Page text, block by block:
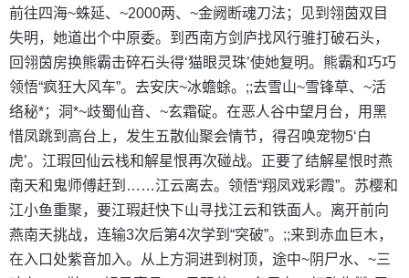
前往四海~蛛延、~2000两、~金阙断魂刀法；见到翎茵双目
失明，她道出个中原委。到西南方剑庐找风行骓打破石头，
回翎茵房换熊霸击碎石头得‘猫眼灵珠’使她复明。熊霸和巧巧
领悟“疯狂大风车”。去安庆~冰蟾蜍。;;去雪山~雪锋草、~活
络秘*；洞*~歧蜀仙音、~玄霜碇。在恶人谷中望月台，用黑
惜凤跳到高台上，发生五散仙聚会情节，得召唤宠物5‘白
虎’。江瑕回仙云栈和解星恨再次碰战。正要了结解星恨时燕
南天和鬼师傅赶到……江云离去。领悟“翔凤戏彩霞”。苏樱和
江小鱼重聚，要江瑕赶快下山寻找江云和铁面人。离开前向
燕南天挑战，连输3次后第4次学到“突破”。;;来到赤血巨木，
在入口处紫音加入。从上方洞进到树顶，途中~阴尸水、~三